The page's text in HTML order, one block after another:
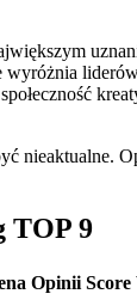
TOP 9
Opinii Score